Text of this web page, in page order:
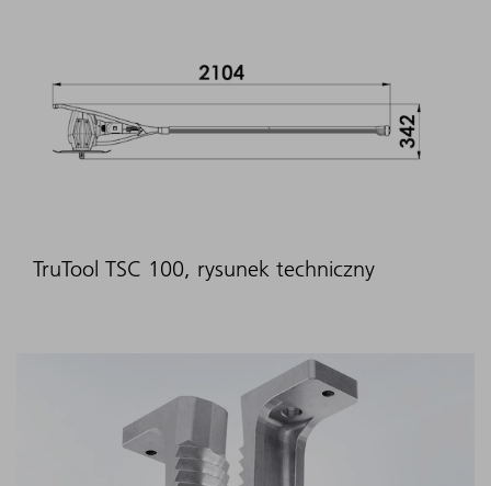
TruTool TSC 100, rysunek techniczny